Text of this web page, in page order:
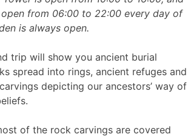
from 06:00 to 22:00 every day of
is always open.
trip will show you ancient burial
spread into rings, ancient refuges and
depicting our ancestors’ way of
of the rock carvings are covered